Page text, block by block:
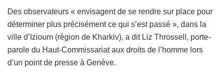
Des observateurs « envisagent de se rendre sur place pour
déterminer plus précisément ce qui s’est passé », dans la
ville d’Izioum (région de Kharkiv), a dit Liz Throssell, porte-
parole du Haut-Commissariat aux droits de l’homme lors
d’un point de presse à Genève.